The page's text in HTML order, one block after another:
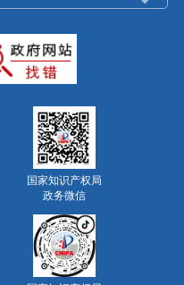
国家知识产权局
政务微信